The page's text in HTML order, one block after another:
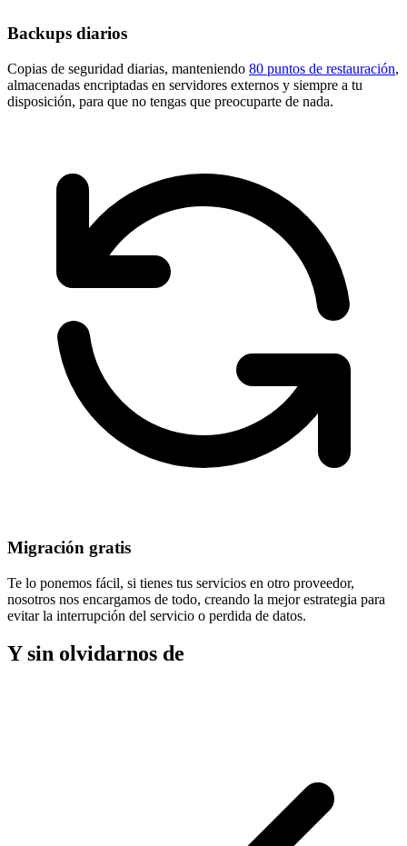
Backups diarios
Copias de seguridad diarias, manteniendo 80 puntos de restauración,
almacenadas encriptadas en servidores externos y siempre a tu
disposición, para que no tengas que preocuparte de nada.
Migración gratis
Te lo ponemos fácil, si tienes tus servicios en otro proveedor,
nosotros nos encargamos de todo, creando la mejor estrategia para
evitar la interrupción del servicio o perdida de datos.
Y sin olvidarnos de